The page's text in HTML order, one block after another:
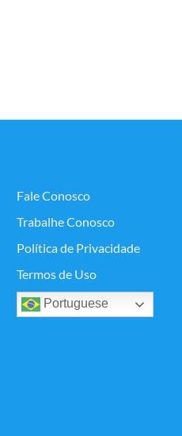
Fale Conosco
Trabalhe Conosco
Política de Privacidade
Termos de Uso
Portuguese